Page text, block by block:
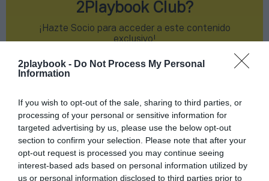
2playbook - Do Not Process My Personal
Information
If you wish to opt-out of the sale, sharing to third parties, or
processing of your personal or sensitive information for
targeted advertising by us, please use the below opt-out
section to confirm your selection. Please note that after your
opt-out request is processed you may continue seeing
interest-based ads based on personal information utilized by
us or personal information disclosed to third parties prior to
2P
2Playbook Club?
¡Hazte Socio para acceder a este contenido
exclusivo!
¡Suscríbete! Inicia sesión
Compartir